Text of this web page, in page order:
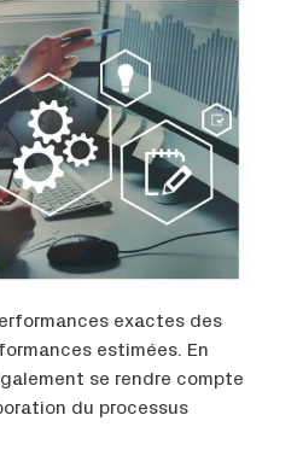
exactes des
estimées. En
se rendre compte
du processus